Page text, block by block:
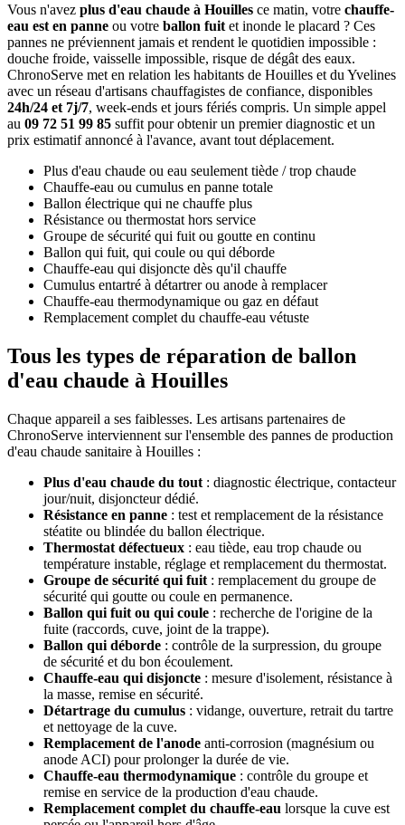
Vous n'avez plus d'eau chaude à Houilles ce matin, votre chauffe-
eau est en panne ou votre ballon fuit et inonde le placard ? Ces
pannes ne préviennent jamais et rendent le quotidien impossible :
douche froide, vaisselle impossible, risque de dégât des eaux.
ChronoServe met en relation les habitants de Houilles et du Yvelines
avec un réseau d'artisans chauffagistes de confiance, disponibles
24h/24 et 7j/7, week-ends et jours fériés compris. Un simple appel
au 09 72 51 99 85 suffit pour obtenir un premier diagnostic et un
prix estimatif annoncé à l'avance, avant tout déplacement.
Plus d'eau chaude ou eau seulement tiède / trop chaude
Chauffe-eau ou cumulus en panne totale
Ballon électrique qui ne chauffe plus
Résistance ou thermostat hors service
Groupe de sécurité qui fuit ou goutte en continu
Ballon qui fuit, qui coule ou qui déborde
Chauffe-eau qui disjoncte dès qu'il chauffe
Cumulus entartré à détartrer ou anode à remplacer
Chauffe-eau thermodynamique ou gaz en défaut
Remplacement complet du chauffe-eau vétuste
Tous les types de réparation de ballon
d'eau chaude à Houilles
Chaque appareil a ses faiblesses. Les artisans partenaires de
ChronoServe interviennent sur l'ensemble des pannes de production
d'eau chaude sanitaire à Houilles :
Plus d'eau chaude du tout : diagnostic électrique, contacteur
jour/nuit, disjoncteur dédié.
Résistance en panne : test et remplacement de la résistance
stéatite ou blindée du ballon électrique.
Thermostat défectueux : eau tiède, eau trop chaude ou
température instable, réglage et remplacement du thermostat.
Groupe de sécurité qui fuit : remplacement du groupe de
sécurité qui goutte ou coule en permanence.
Ballon qui fuit ou qui coule : recherche de l'origine de la
fuite (raccords, cuve, joint de la trappe).
Ballon qui déborde : contrôle de la surpression, du groupe
de sécurité et du bon écoulement.
Chauffe-eau qui disjoncte : mesure d'isolement, résistance à
la masse, remise en sécurité.
Détartrage du cumulus : vidange, ouverture, retrait du tartre
et nettoyage de la cuve.
Remplacement de l'anode anti-corrosion (magnésium ou
anode ACI) pour prolonger la durée de vie.
Chauffe-eau thermodynamique : contrôle du groupe et
remise en service de la production d'eau chaude.
Remplacement complet du chauffe-eau lorsque la cuve est